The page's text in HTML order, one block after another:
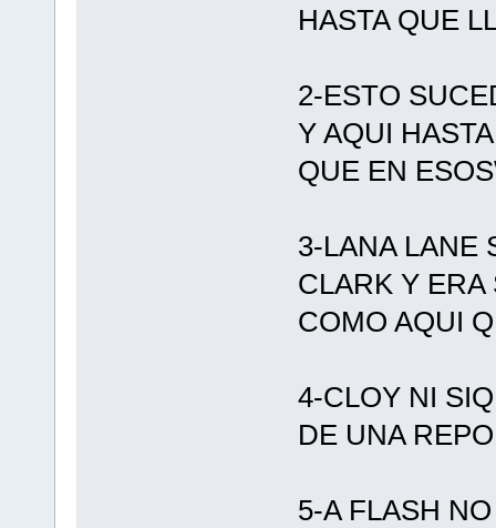
HASTA QUE
2-ESTO
Y AQUI
QUE EN
3-LANA LANE
CLARK Y
COMO AQUI
4-CLOY NI
DE UNA
5-A FLASH